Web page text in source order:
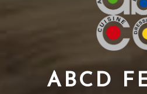
ABCD